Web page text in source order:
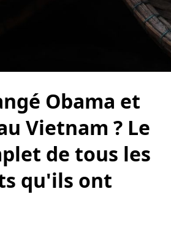
Obama et
Vietnam ? Le
de tous les
qu'ils ont